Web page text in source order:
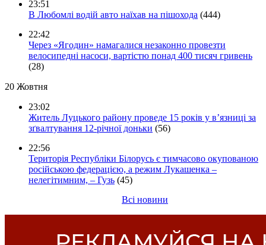
23:51
В Любомлі водій авто наїхав на пішохода (444)
22:42
Через «Ягодин» намагалися незаконно провезти
велосипедні насоси, вартістю понад 400 тисяч гривень
(28)
20 Жовтня
23:02
Житель Луцького району проведе 15 років у в’язниці за
зґвалтування 12-річної доньки (56)
22:56
Територія Республіки Білорусь є тимчасово окупованою
російською федерацією, а режим Лукашенка –
нелегітимним, – Гузь (45)
Всі новини